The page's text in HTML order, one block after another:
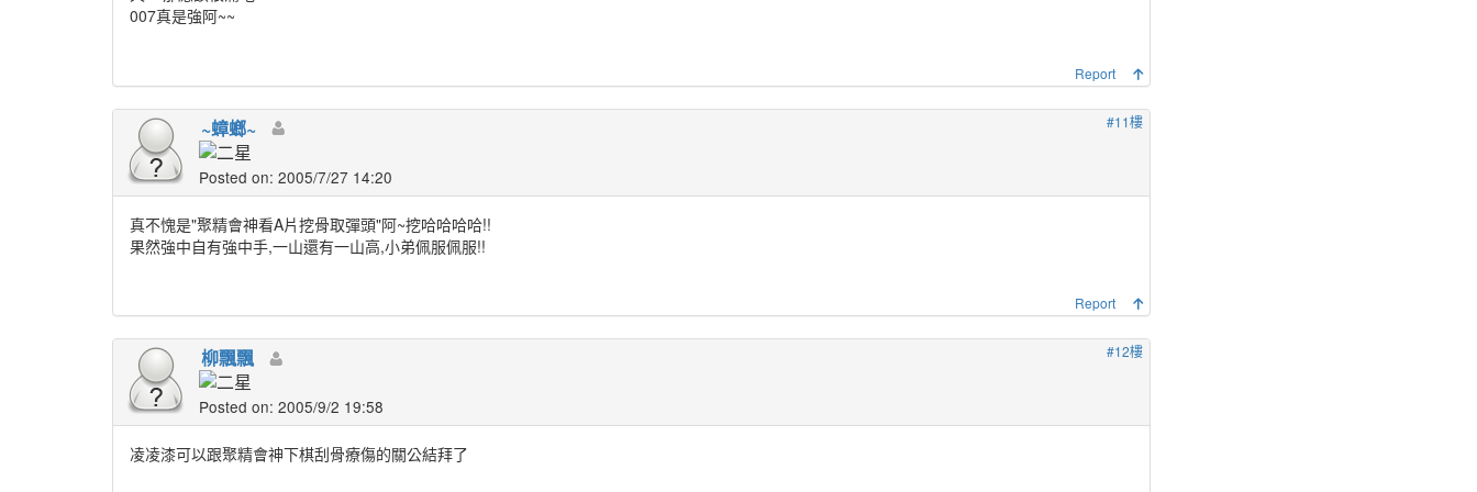
007真是強阿~~
Report
#11樓
~蟑螂~
Posted on: 2005/7/27 14:20
真不愧是"聚精會神看A片挖骨取彈頭"阿~挖哈哈哈哈!!
果然強中自有強中手,一山還有一山高,小弟佩服佩服!!
Report
#12樓
柳飄飄
Posted on: 2005/9/2 19:58
凌凌漆可以跟聚精會神下棋刮骨療傷的關公結拜了